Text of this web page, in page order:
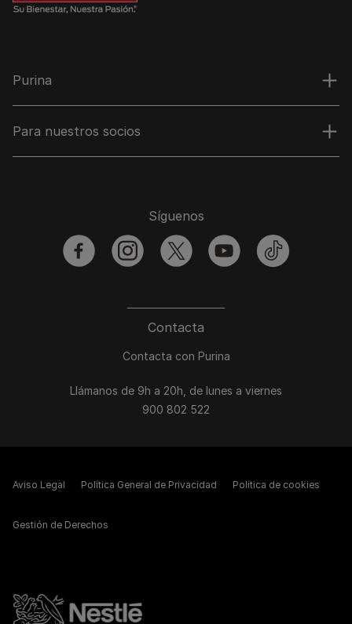
Purina
Para nuestros socios
Contacta
Contacta con Purina
Llámanos de 9h a 20h, de lunes a viernes
900 802 522
Síguenos
facebookinstagramtwitter youtubetiktok
Aviso Legal Política General de Privacidad Política de cookies
Gestión de Derechos